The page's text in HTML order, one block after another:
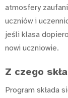
atmosfery
uczniów i
jeśli klasa
nowi uczniowie.
Z czego
Program składa